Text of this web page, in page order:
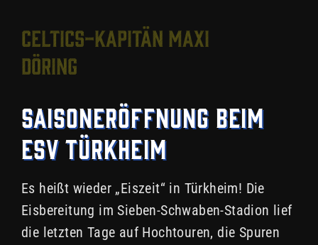
Celtics-Kapitän Maxi
Döring
Saisoneröffnung beim
ESV Türkheim
Es heißt wieder „Eiszeit“ in Türkheim! Die
Eisbereitung im Sieben-Schwaben-Stadion lief
die letzten Tage auf Hochtouren, die Spuren